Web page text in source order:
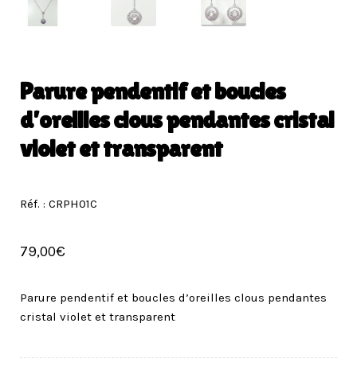
Parure pendentif et boucles
d’oreilles clous pendantes cristal
violet et transparent
Réf. : CRPH01C
79,00€
Parure pendentif et boucles d’oreilles clous pendantes
cristal violet et transparent